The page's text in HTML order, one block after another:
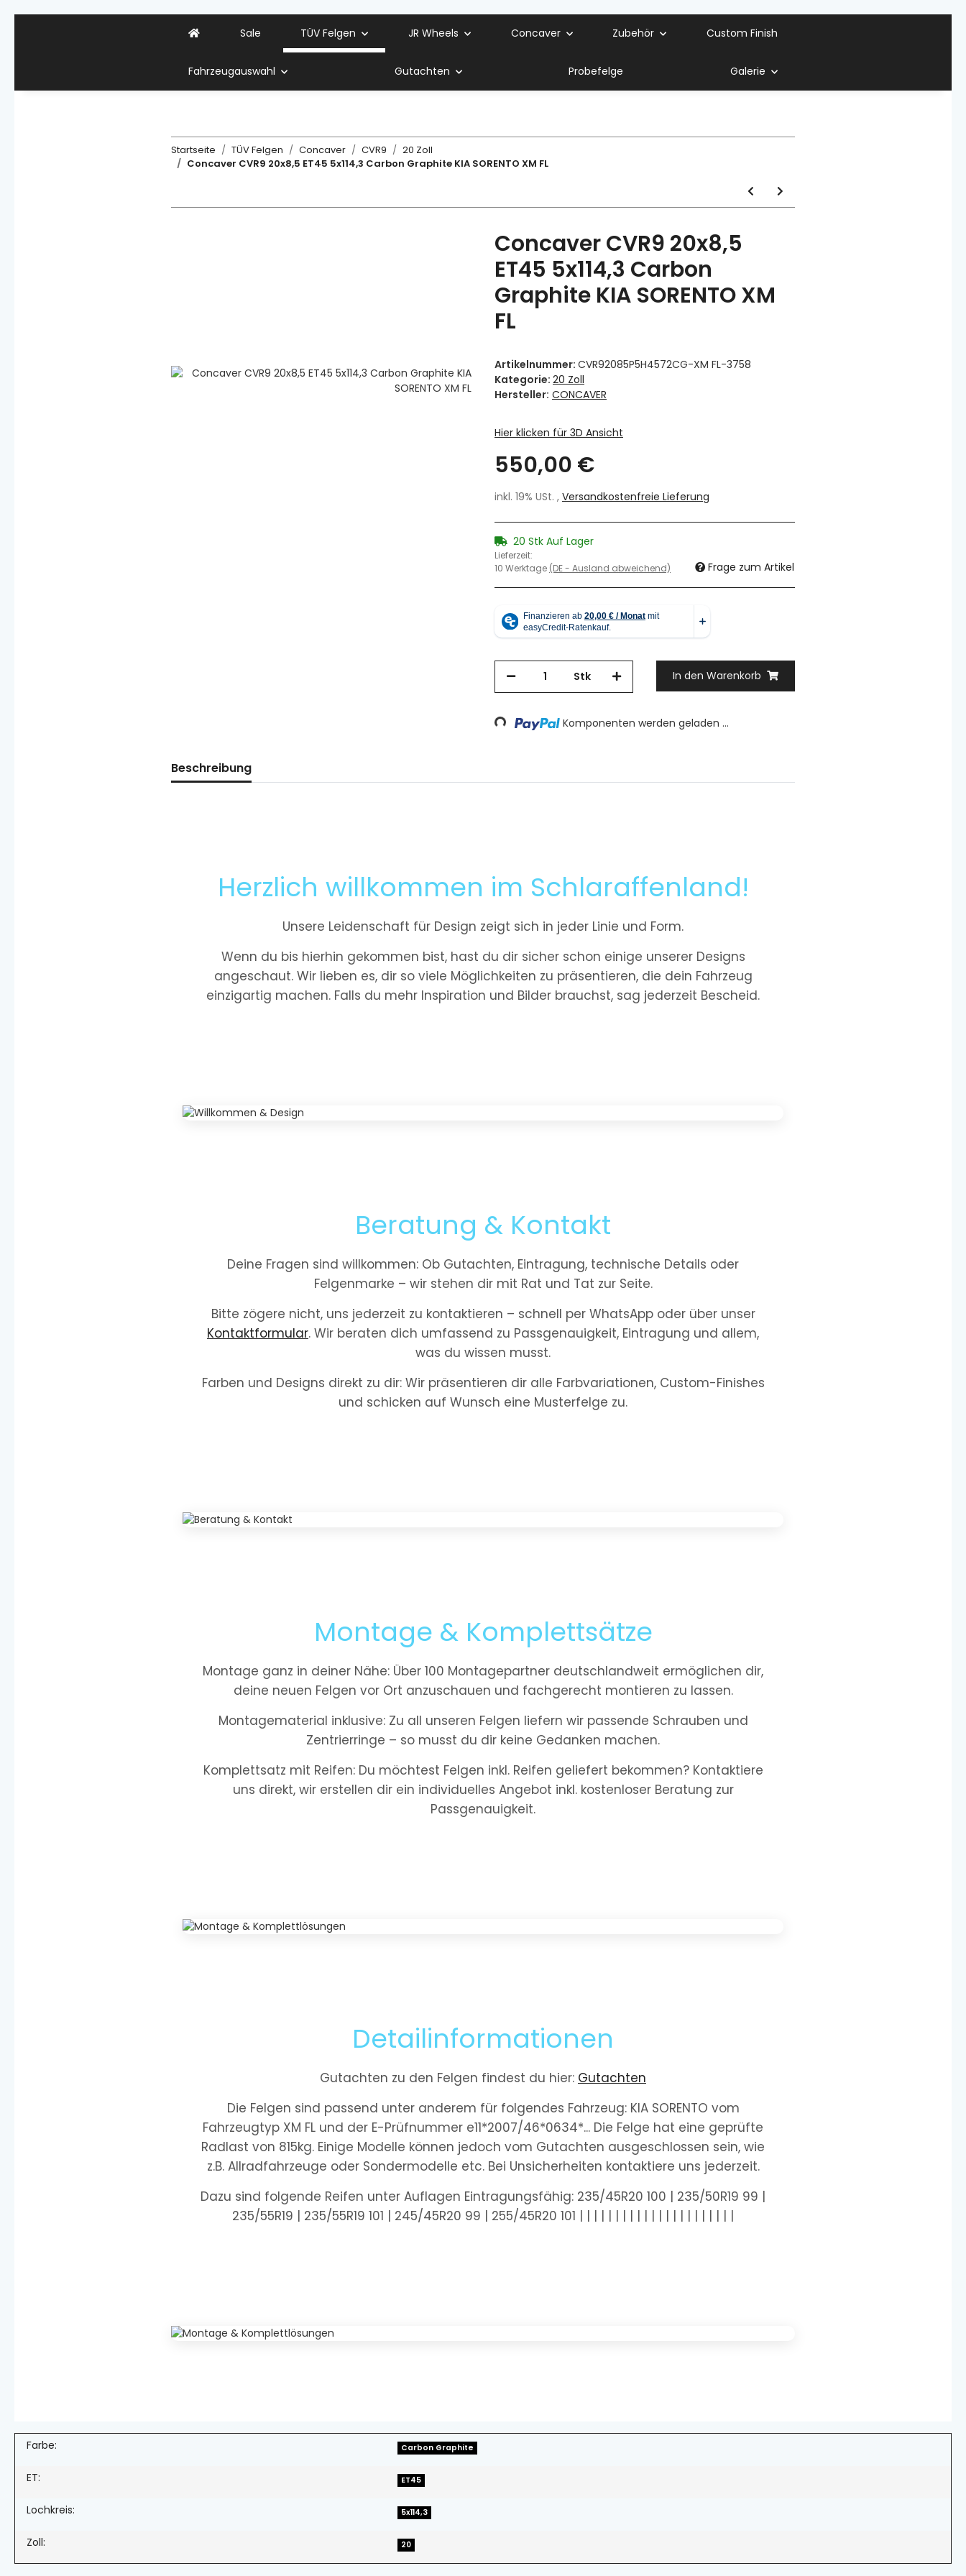
Sale TÜV Felgen JR Wheels Concaver Zubehör Custom Finish
Fahrzeugauswahl Gutachten Probefelge Galerie
Startseite TÜV Felgen Concaver CVR9
20 Zoll
Concaver CVR9 20x8,5 ET45 5x114,3 Carbon Graphite KIA SORENTO XM FL
Concaver CVR9 20x8,5
ET45 5x114,3 Carbon
Graphite KIA SORENTO XM
FL
Artikelnummer: CVR92085P5H4572CG-XM FL-3758
Kategorie: 20 Zoll
Hersteller: CONCAVER
Hier klicken für 3D Ansicht
550,00 €
inkl. 19% USt. , Versandkostenfreie Lieferung
20 Stk Auf Lager
Lieferzeit:
10 Werktage (DE - Ausland abweichend) Frage zum Artikel
Stk In den Warenkorb
Loading... Komponenten werden geladen ...
Beschreibung
Herzlich willkommen im Schlaraffenland!
Unsere Leidenschaft für Design zeigt sich in jeder Linie und Form.
Wenn du bis hierhin gekommen bist, hast du dir sicher schon einige unserer Designs
angeschaut. Wir lieben es, dir so viele Möglichkeiten zu präsentieren, die dein Fahrzeug
einzigartig machen. Falls du mehr Inspiration und Bilder brauchst, sag jederzeit Bescheid.
Beratung & Kontakt
Deine Fragen sind willkommen: Ob Gutachten, Eintragung, technische Details oder
Felgenmarke – wir stehen dir mit Rat und Tat zur Seite.
Bitte zögere nicht, uns jederzeit zu kontaktieren – schnell per WhatsApp oder über unser
Kontaktformular. Wir beraten dich umfassend zu Passgenauigkeit, Eintragung und allem,
was du wissen musst.
Farben und Designs direkt zu dir: Wir präsentieren dir alle Farbvariationen, Custom-Finishes
und schicken auf Wunsch eine Musterfelge zu.
Montage & Komplettsätze
Montage ganz in deiner Nähe: Über 100 Montagepartner deutschlandweit ermöglichen dir,
deine neuen Felgen vor Ort anzuschauen und fachgerecht montieren zu lassen.
Montagematerial inklusive: Zu all unseren Felgen liefern wir passende Schrauben und
Zentrierringe – so musst du dir keine Gedanken machen.
Komplettsatz mit Reifen: Du möchtest Felgen inkl. Reifen geliefert bekommen? Kontaktiere
uns direkt, wir erstellen dir ein individuelles Angebot inkl. kostenloser Beratung zur
Passgenauigkeit.
Detailinformationen
Gutachten zu den Felgen findest du hier: Gutachten
Die Felgen sind passend unter anderem für folgendes Fahrzeug: KIA SORENTO vom
Fahrzeugtyp XM FL und der E-Prüfnummer e11*2007/46*0634*... Die Felge hat eine geprüfte
Radlast von 815kg. Einige Modelle können jedoch vom Gutachten ausgeschlossen sein, wie
z.B. Allradfahrzeuge oder Sondermodelle etc. Bei Unsicherheiten kontaktiere uns jederzeit.
Dazu sind folgende Reifen unter Auflagen Eintragungsfähig: 235/45R20 100 | 235/50R19 99 |
235/55R19 | 235/55R19 101 | 245/45R20 99 | 255/45R20 101 | | | | | | | | | | | | | | | | | | | | | |
Farbe: Carbon Graphite
ET: ET45
Lochkreis: 5x114,3
Zoll: 20